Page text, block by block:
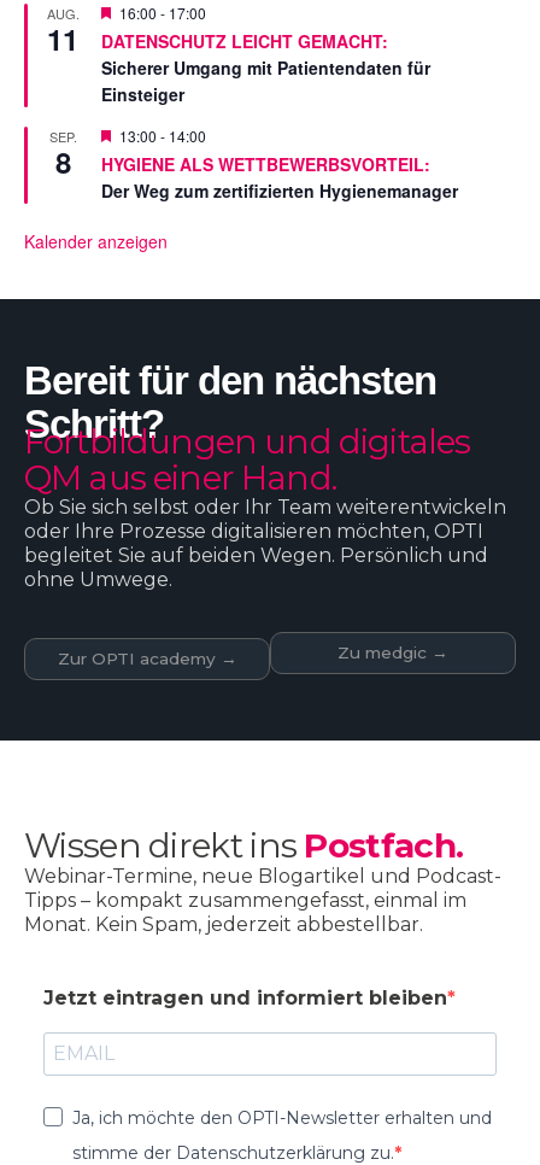
s
t
e
l
l
t
AUG.
11
V
o
r
g
e
s
e
l
l
t
16:00 - 17:00
DATENSCHUTZ LEICHT GEMACHT:
Sicherer Umgang mit Patientendaten für
Einsteiger
SEP.
8
V
o
r
g
t
13:00 - 14:00
HYGIENE ALS WETTBEWERBSVORTEIL:
Der Weg zum zertifizierten Hygienemanager
Kalender anzeigen
Bereit für den nächsten
Schritt?
Fortbildungen und digitales
QM aus einer Hand.
Ob Sie sich selbst oder Ihr Team weiterentwickeln
oder Ihre Prozesse digitalisieren möchten, OPTI
begleitet Sie auf beiden Wegen. Persönlich und
ohne Umwege.
Zur OPTI academy → Zu medgic →
Wissen direkt ins Postfach.
Webinar-Termine, neue Blogartikel und Podcast-
Tipps – kompakt zusammengefasst, einmal im
Monat. Kein Spam, jederzeit abbestellbar.
Jetzt eintragen und informiert bleiben
Ja, ich möchte den OPTI-Newsletter erhalten und
stimme der Datenschutzerklärung zu.